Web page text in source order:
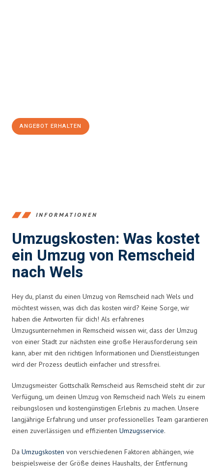
ANGEBOT ERHALTEN
INFORMATIONEN
Umzugskosten: Was kostet
ein Umzug von Remscheid
nach Wels
Hey du, planst du einen Umzug von Remscheid nach Wels und
möchtest wissen, was dich das kosten wird? Keine Sorge, wir
haben die Antworten für dich! Als erfahrenes
Umzugsunternehmen in Remscheid wissen wir, dass der Umzug
von einer Stadt zur nächsten eine große Herausforderung sein
kann, aber mit den richtigen Informationen und Dienstleistungen
wird der Prozess deutlich einfacher und stressfrei.
Umzugsmeister Gottschalk Remscheid aus Remscheid steht dir zur
Verfügung, um deinen Umzug von Remscheid nach Wels zu einem
reibungslosen und kostengünstigen Erlebnis zu machen. Unsere
langjährige Erfahrung und unser professionelles Team garantieren
einen zuverlässigen und effizienten Umzugsservice.
Da Umzugskosten von verschiedenen Faktoren abhängen, wie
beispielsweise der Größe deines Haushalts, der Entfernung